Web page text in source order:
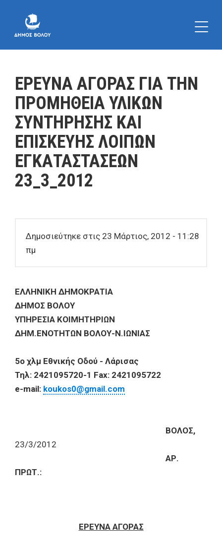
ΕΡΕΥΝΑ ΑΓΟΡΑΣ ΓΙΑ ΤΗΝ
ΠΡΟΜΗΘΕΙΑ ΥΛΙΚΩΝ
ΣΥΝΤΗΡΗΣΗΣ ΚΑΙ
ΕΠΙΣΚΕΥΗΣ ΛΟΙΠΩΝ
ΕΓΚΑΤΑΣΤΑΣΕΩΝ
23_3_2012
Δημοσιεύτηκε στις 23 Μάρτιος, 2012 - 11:28
πμ
ΕΛΛΗΝΙΚΗ ΔΗΜΟΚΡΑΤΙΑ
ΔΗΜΟΣ ΒΟΛΟΥ
ΥΠΗΡΕΣΙΑ ΚΟΙΜΗΤΗΡΙΩΝ
ΔΗΜ.ΕΝΟΤΗΤΩΝ ΒΟΛΟΥ-Ν.ΙΩΝΙΑΣ
5ο χλμ Εθνικής Οδού - Λάρισας
Τηλ: 2421095720-1 Fax: 2421095722
e-mail: koukos0@gmail.com
ΒΟΛΟΣ,
23/3/2012
ΑΡ.
ΠΡΩΤ.:
ΕΡΕΥΝΑ ΑΓΟΡΑΣ